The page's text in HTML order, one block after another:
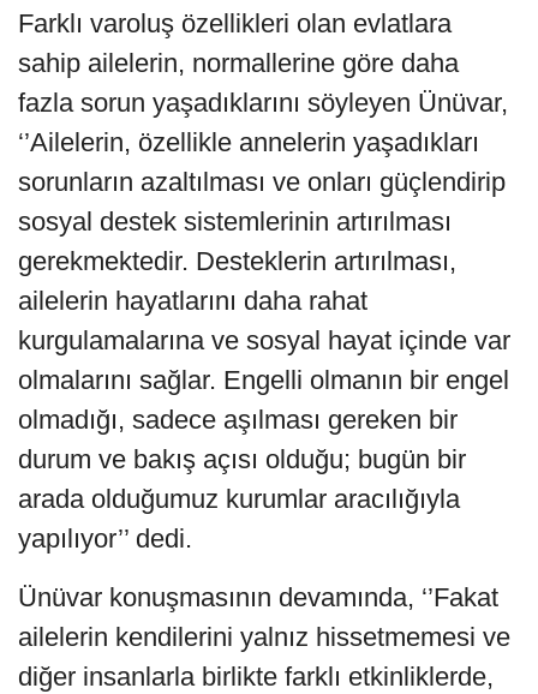
Farklı varoluş özellikleri olan evlatlara
sahip ailelerin, normallerine göre daha
fazla sorun yaşadıklarını söyleyen Ünüvar,
‘’Ailelerin, özellikle annelerin yaşadıkları
sorunların azaltılması ve onları güçlendirip
sosyal destek sistemlerinin artırılması
gerekmektedir. Desteklerin artırılması,
ailelerin hayatlarını daha rahat
kurgulamalarına ve sosyal hayat içinde var
olmalarını sağlar. Engelli olmanın bir engel
olmadığı, sadece aşılması gereken bir
durum ve bakış açısı olduğu; bugün bir
arada olduğumuz kurumlar aracılığıyla
yapılıyor’’ dedi.
Ünüvar konuşmasının devamında, ‘’Fakat
ailelerin kendilerini yalnız hissetmemesi ve
diğer insanlarla birlikte farklı etkinliklerde,